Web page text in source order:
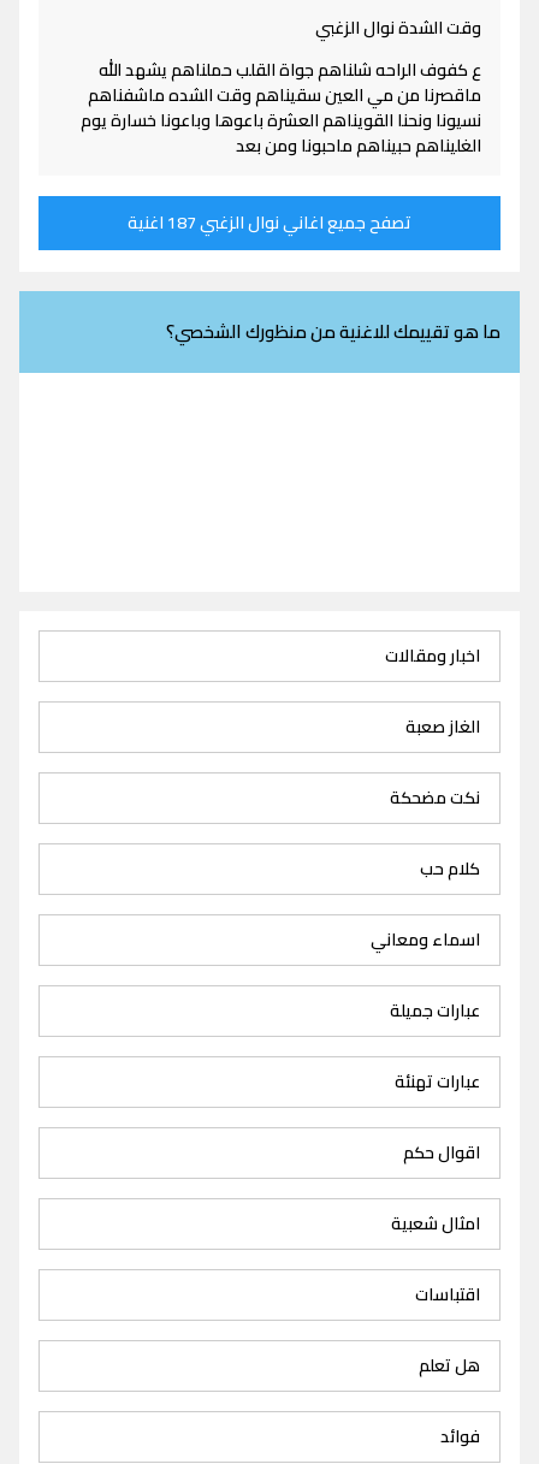
وقت الشدة نوال الزغبي
ع كفوف الراحه شلناهم جواة القلب حملناهم يشهد الله
ماقصرنا من مي العين سقيناهم وقت الشده ماشفناهم
نسيونا ونحنا القويناهم العشرة باعوها وباعونا خسارة يوم
الغليناهم حبيناهم ماحبونا ومن بعد
تصفح جميع اغاني نوال الزغبي 187 اغنية
ما هو تقييمك للاغنية من منظورك الشخصي؟
اخبار ومقالات
الغاز صعبة
نكت مضحكة
كلام حب
اسماء ومعاني
عبارات جميلة
عبارات تهنئة
اقوال حكم
امثال شعبية
اقتباسات
هل تعلم
فوائد